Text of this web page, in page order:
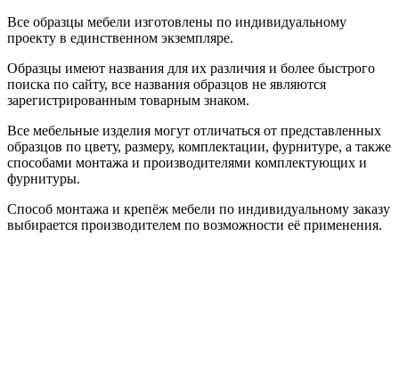
Все образцы мебели изготовлены по индивидуальному
проекту в единственном экземпляре.
Образцы имеют названия для их различия и более быстрого
поиска по сайту, все названия образцов не являются
зарегистрированным товарным знаком.
Все мебельные изделия могут отличаться от представленных
образцов по цвету, размеру, комплектации, фурнитуре, а также
способами монтажа и производителями комплектующих и
фурнитуры.
Способ монтажа и крепёж мебели по индивидуальному заказу
выбирается производителем по возможности её применения.